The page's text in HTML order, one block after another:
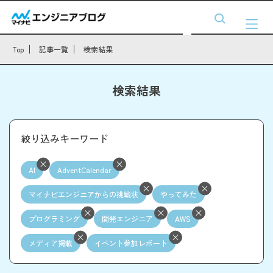
Top 記事一覧 検索結果
検索結果
絞り込みキーワード
AI AdventCalendar
マイナビエンジニアからの挑戦状 やってみた
プログラミング 開発エンジニア AWS
メディア掲載 イベント参加レポート